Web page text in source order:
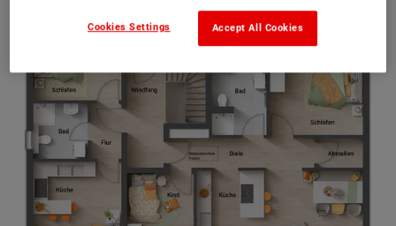
Accept All Cookies
Cookies Settings